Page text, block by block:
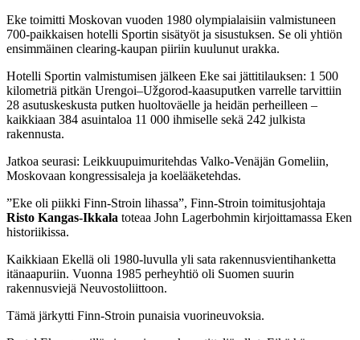
Eke toimitti Moskovan vuoden 1980 olympialaisiin valmistuneen
700-paikkaisen hotelli Sportin sisätyöt ja sisustuksen. Se oli yhtiön
ensimmäinen clearing-kaupan piiriin kuulunut urakka.
Hotelli Sportin valmistumisen jälkeen Eke sai jättitilauksen: 1 500
kilometriä pitkän Urengoi–Užgorod-kaasuputken varrelle tarvittiin
28 asutuskeskusta putken huoltoväelle ja heidän perheilleen –
kaikkiaan 384 asuintaloa 11 000 ihmiselle sekä 242 julkista
rakennusta.
Jatkoa seurasi: Leikkuupuimuritehdas Valko-Venäjän Gomeliin,
Moskovaan kongressisaleja ja koelääketehdas.
”Eke oli piikki Finn-Stroin lihassa”, Finn-Stroin toimitusjohtaja
Risto Kangas-Ikkala toteaa John Lagerbohmin kirjoittamassa Eken
historiikissa.
Kaikkiaan Ekellä oli 1980-luvulla yli sata rakennusvientihanketta
itänaapuriin. Vuonna 1985 perheyhtiö oli Suomen suurin
rakennusviejä Neuvostoliittoon.
Tämä järkytti Finn-Stroin punaisia vuorineuvoksia.